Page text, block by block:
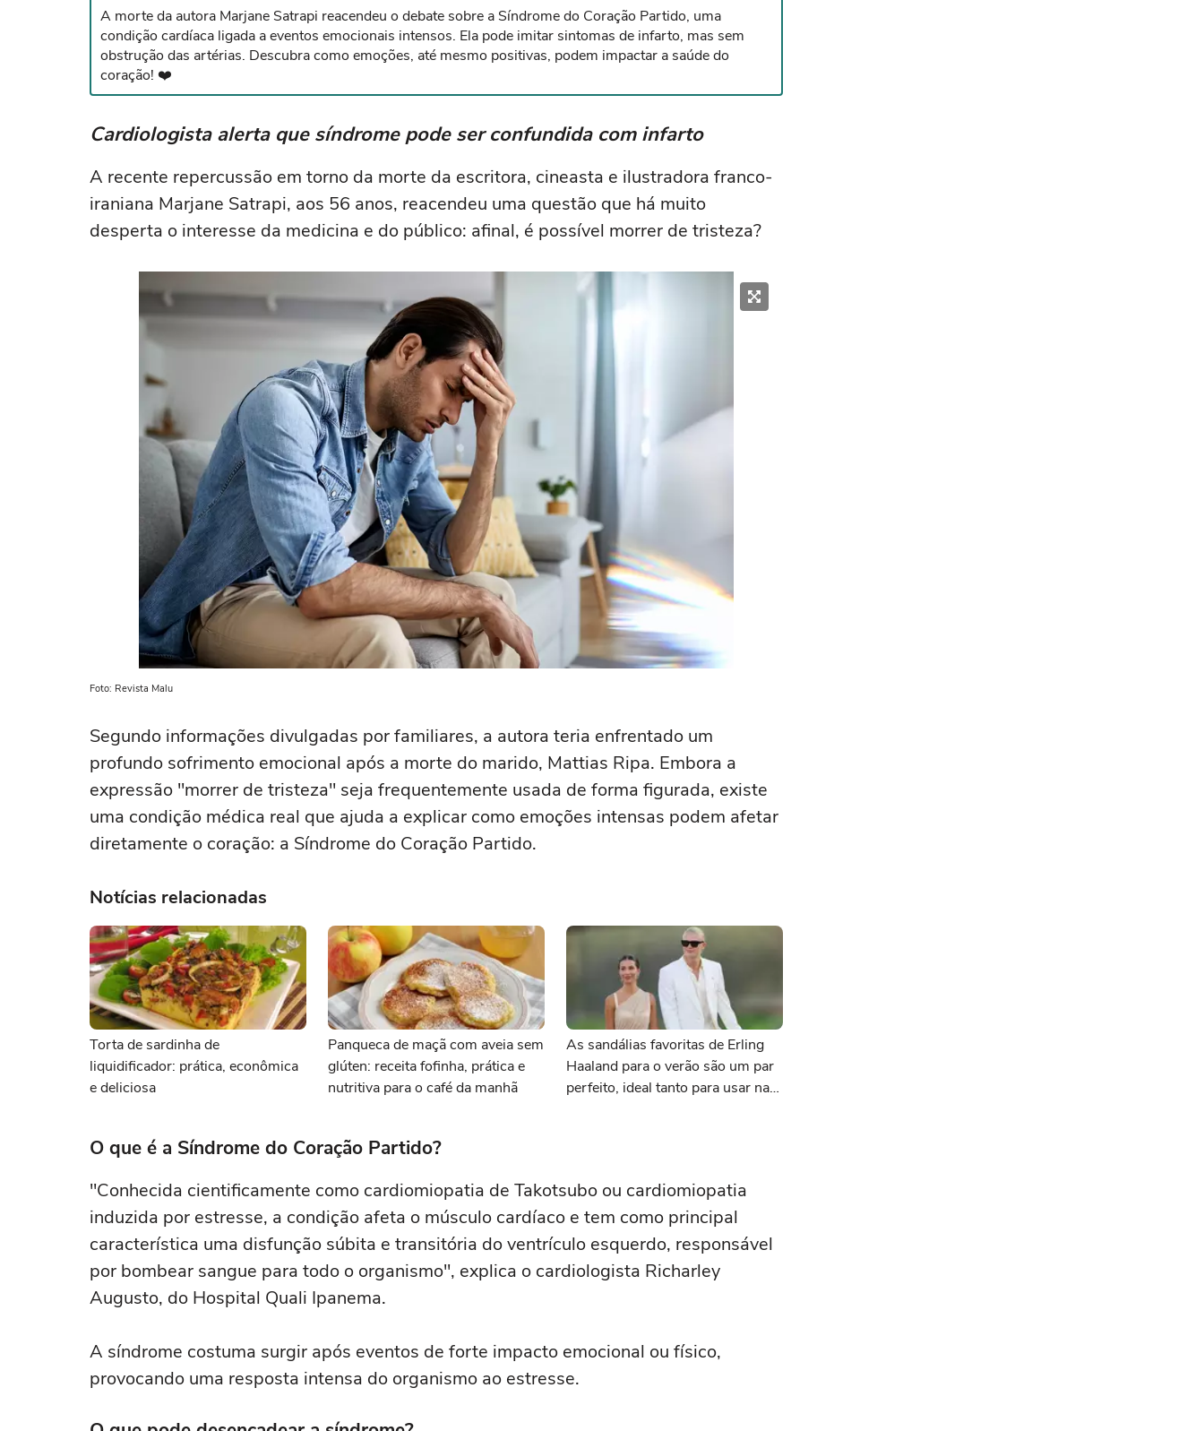
A morte da autora Marjane Satrapi reacendeu o debate sobre a Síndrome do Coração Partido, uma
condição cardíaca ligada a eventos emocionais intensos. Ela pode imitar sintomas de infarto, mas sem
obstrução das artérias. Descubra como emoções, até mesmo positivas, podem impactar a saúde do
coração! ❤️
Cardiologista alerta que síndrome pode ser confundida com infarto
A recente repercussão em torno da morte da escritora, cineasta e ilustradora franco-
iraniana Marjane Satrapi, aos 56 anos, reacendeu uma questão que há muito
desperta o interesse da medicina e do público: afinal, é possível morrer de tristeza?
Foto: Revista Malu
Segundo informações divulgadas por familiares, a autora teria enfrentado um
profundo sofrimento emocional após a morte do marido, Mattias Ripa. Embora a
expressão "morrer de tristeza" seja frequentemente usada de forma figurada, existe
uma condição médica real que ajuda a explicar como emoções intensas podem afetar
diretamente o coração: a Síndrome do Coração Partido.
Notícias relacionadas
Torta de sardinha de
liquidificador: prática, econômica
e deliciosa
Panqueca de maçã com aveia sem
glúten: receita fofinha, prática e
nutritiva para o café da manhã
As sandálias favoritas de Erling
Haaland para o verão são um par
perfeito, ideal tanto para usar na
O que é a Síndrome do Coração Partido?
"Conhecida cientificamente como cardiomiopatia de Takotsubo ou cardiomiopatia
induzida por estresse, a condição afeta o músculo cardíaco e tem como principal
característica uma disfunção súbita e transitória do ventrículo esquerdo, responsável
por bombear sangue para todo o organismo", explica o cardiologista Richarley
Augusto, do Hospital Quali Ipanema.
A síndrome costuma surgir após eventos de forte impacto emocional ou físico,
provocando uma resposta intensa do organismo ao estresse.